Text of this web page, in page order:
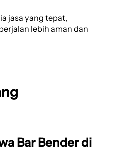
jasa yang tepat,
lebih aman dan
Bar Bender di